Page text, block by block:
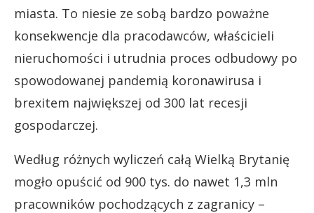
miasta. To niesie ze sobą bardzo poważne
konsekwencje dla pracodawców, właścicieli
nieruchomości i utrudnia proces odbudowy po
spowodowanej pandemią koronawirusa i
brexitem największej od 300 lat recesji
gospodarczej.
Według różnych wyliczeń całą Wielką Brytanię
mogło opuścić od 900 tys. do nawet 1,3 mln
pracowników pochodzących z zagranicy –